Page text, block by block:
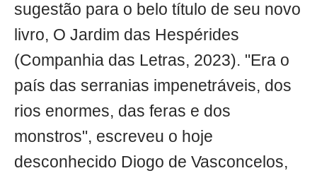
sugestão para o belo título de seu novo
livro, O Jardim das Hespérides
(Companhia das Letras, 2023). "Era o
país das serranias impenetráveis, dos
rios enormes, das feras e dos
monstros", escreveu o hoje
desconhecido Diogo de Vasconcelos,